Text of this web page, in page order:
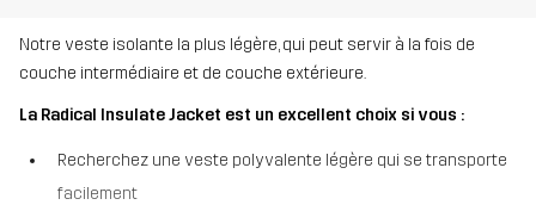
Notre veste isolante la plus légère, qui peut servir à la fois de
couche intermédiaire et de couche extérieure.
La Radical Insulate Jacket est un excellent choix si vous :
Recherchez une veste polyvalente légère qui se transporte
facilement